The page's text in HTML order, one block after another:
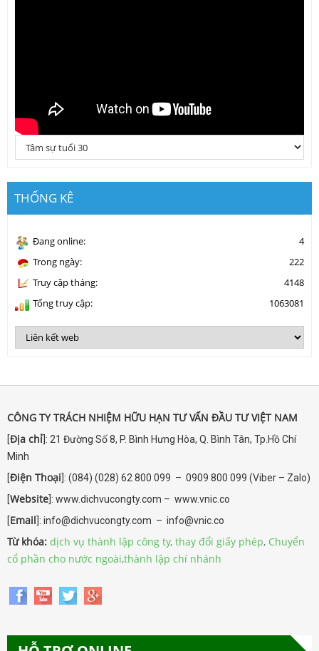
THỐNG KÊ
Đang online:
4
Trong ngày:
222
Truy cập tháng:
4148
Tổng truy cập:
1063081
CÔNG TY TRÁCH NHIỆM HỮU HẠN TƯ VẤN ĐẦU TƯ VIỆT NAM
[Địa chỉ ]: 21 Đường Số 8, P. Bình Hưng Hòa, Q. Bình Tân, Tp.Hồ Chí
Minh
[Điện Thoại ]: (084) (028) 62 800 099 – 0909 800 099 (Viber – Zalo)
[Website ]: www.dichvucongty.com – www.vnic.co
[Email ]: info@dichvucongty.com – info@vnic.co
Từ khóa: dịch vụ thành lập công ty, thay đổi giấy phép, Chuyển
cổ phần cho nước ngoài,thành lập chí nhánh